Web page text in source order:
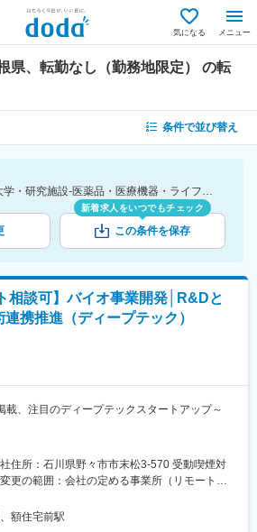
気になる メニュー
県、転勤なし（勤務地限定）
の転
条件で並び替え
[勤務地]島根県 [業種]大学・研究施設-医薬品・医療機器・ライフサイエンス・医療系サービス [こだわり条件ピックアップ]転勤なし（勤務地限定） [詳細条件](募集・採用情報)転勤なし（勤務地限定）
新着求人をいつでもチェック
この条件を保存
相談可】バイオ事業開発│R&Dと
携推進（ディープテック）
載、注目のディープテックスタートアップ～
するスタートアップです。創業以来、パイプラ
大しており、R&D・事業開発・経営の「あい
ションを募集します。
住所：石川県野々市市末松3-570 受動喫煙対
更の範囲：会社の定める事業所（リモートワ
額住宅前駅